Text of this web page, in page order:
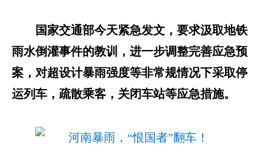
国家交通部今天紧急发文，要求汲取地铁
雨水倒灌事件的教训，进一步调整完善应急预
案，对超设计暴雨强度等非常规情况下采取停
运列车，疏散乘客，关闭车站等应急措施。